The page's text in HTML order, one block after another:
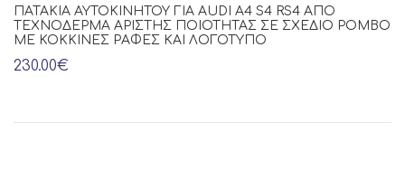
ΠΑΤΆΚΙΑ ΑΥΤΟΚΙΝΉΤΟΥ ΓΙΑ AUDI A4 S4 RS4 ΑΠΌ
ΤΕΧΝΌΔΕΡΜΑ ΆΡΙΣΤΗΣ ΠΟΙΌΤΗΤΑΣ ΣΕ ΣΧΈΔΙΟ ΡΌΜΒΟ
ΜΕ ΚΌΚΚΙΝΕΣ ΡΑΦΈΣ ΚΑΙ ΛΟΓΌΤΥΠΟ
230.00€